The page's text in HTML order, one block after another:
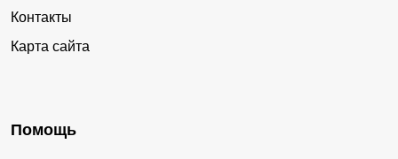
Контакты
Карта сайта
Помощь